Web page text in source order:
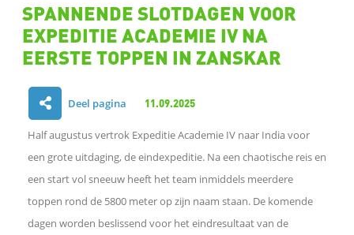
SPANNENDE SLOTDAGEN VOOR
EXPEDITIE ACADEMIE IV NA
EERSTE TOPPEN IN ZANSKAR
Deel pagina 11.09.2025
e
l
e
Half augustus vertrok Expeditie Academie IV naar India voor
een grote uitdaging, de eindexpeditie. Na een chaotische reis en
een start vol sneeuw heeft het team inmiddels meerdere
toppen rond de 5800 meter op zijn naam staan. De komende
dagen worden beslissend voor het eindresultaat van de